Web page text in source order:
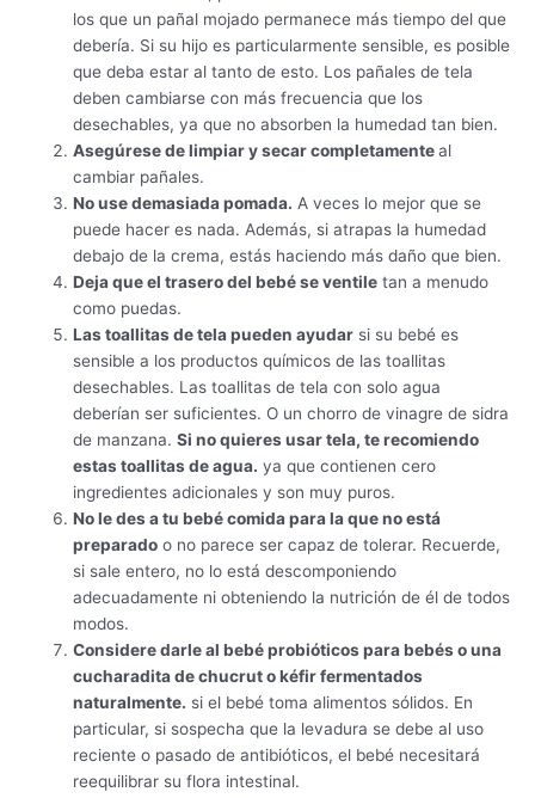
los que un pañal mojado permanece más tiempo del que
debería. Si su hijo es particularmente sensible, es posible
que deba estar al tanto de esto. Los pañales de tela
deben cambiarse con más frecuencia que los
desechables, ya que no absorben la humedad tan bien.
Asegúrese de limpiar y secar completamenteal
cambiar pañales.
No use demasiada pomada. A veces lo mejor que se
puede hacer es nada. Además, si atrapas la humedad
debajo de la crema, estás haciendo más daño que bien.
Deja que el trasero del bebé se ventile tan a menudo
como puedas.
Las toallitas de tela pueden ayudar si su bebé es
sensible a los productos químicos de las toallitas
desechables. Las toallitas de tela con solo agua
deberían ser suficientes. O un chorro de vinagre de sidra
de manzana.Si no quieres usar tela, te recomiendo
estas toallitas de agua. ya que contienen cero
ingredientes adicionales y son muy puros.
No le des a tu bebé comida para la que no está
preparado o no parece ser capaz de tolerar. Recuerde,
si sale entero, no lo está descomponiendo
adecuadamente ni obteniendo la nutrición de él de todos
modos.
Considere darle al bebé probióticos para bebés o una
cucharadita de chucrut o kéfir fermentados
naturalmente. si el bebé toma alimentos sólidos. En
particular, si sospecha que la levadura se debe al uso
reciente o pasado de antibióticos, el bebé necesitará
reequilibrar su flora intestinal.